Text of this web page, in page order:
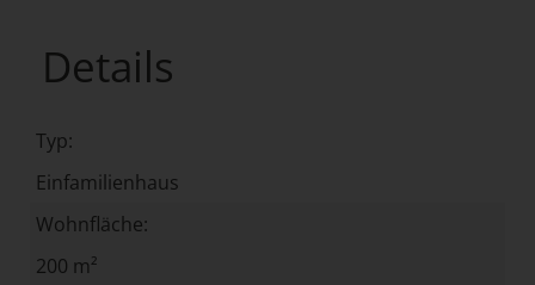
Details
Typ:
Einfamilienhaus
Wohnfläche:
200 m²